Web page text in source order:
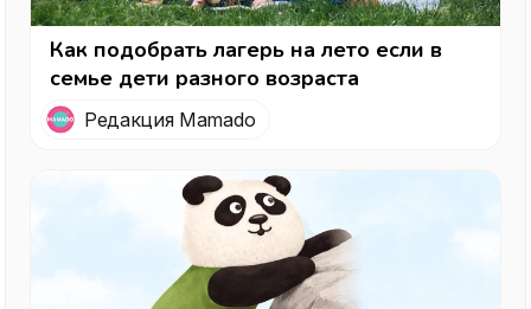
Как подобрать лагерь на лето если в
семье дети разного возраста
Редакция Mamado